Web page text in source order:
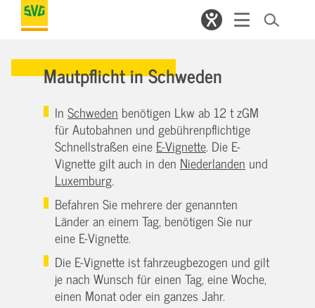
Mautpflicht in Schweden
In Schweden benötigen Lkw ab 12 t zGM
für Autobahnen und gebührenpflichtige
Schnellstraßen eine E-Vignette. Die E-
Vignette gilt auch in den Niederlanden und
Luxemburg.
Befahren Sie mehrere der genannten
Länder an einem Tag, benötigen Sie nur
eine E-Vignette.
Die E-Vignette ist fahrzeugbezogen und gilt
je nach Wunsch für einen Tag, eine Woche,
einen Monat oder ein ganzes Jahr.